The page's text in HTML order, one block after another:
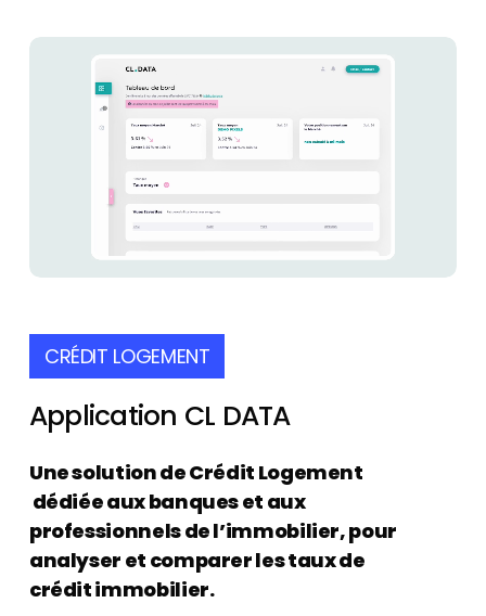
CRÉDIT LOGEMENT
Application CL DATA
Une solution de Crédit Logement
dédiée aux banques et aux
professionnels de l’immobilier, pour
analyser et comparer les taux de
crédit immobilier.